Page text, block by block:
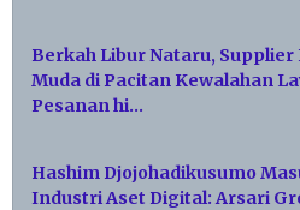
Berkah Libur Nataru, Supplier
Muda di Pacitan Kewalahan
Pesanan hi…
Hashim Djojohadikusumo
Industri Aset Digital: Arsari